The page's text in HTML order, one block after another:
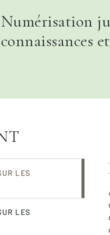
Numérisation
connaissances
LES
LES